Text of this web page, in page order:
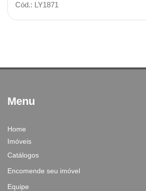
Cód.: LY1871
Menu
Home
Imóveis
Catálogos
Encomende seu imóvel
Equipe